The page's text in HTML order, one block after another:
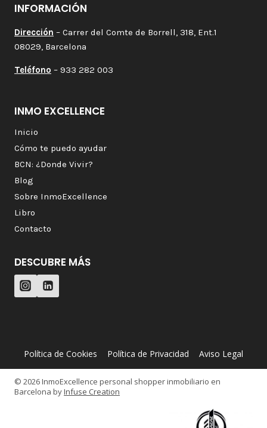
INFORMACIÓN
Dirección – Carrer del Comte de Borrell, 318, Ent.1
08029, Barcelona
Teléfono – 933 282 003
INMO EXCELLENCE
Inicio
Cómo te puedo ayudar
BCN: ¿Donde Vivir?
Blog
Sobre InmoExcellence
Libro
Contacto
DESCUBRE MÁS
Política de Cookies Política de Privacidad Aviso Legal
© 2026 InmoExcellence personal shopper inmobiliario en
Barcelona byInfuse Creation